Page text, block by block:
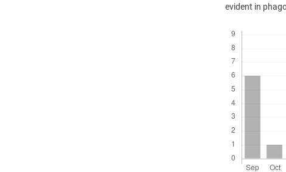
evident in